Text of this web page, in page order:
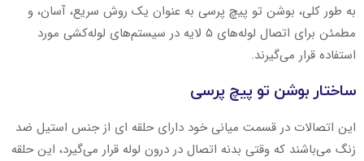
به طور کلی، بوشن تو پیچ پرسی به عنوان یک روش سریع، آسان، و
مطمئن برای اتصال لوله‌های ۵ لایه در سیستم‌های لوله‌کشی مورد
استفاده قرار می‌گیرند.
ساختار بوشن تو پیچ پرسی
این اتصالات در قسمت میانی خود دارای حلقه ای از جنس استیل ضد
زنگ می‌باشند که وقتی بدنه اتصال در درون لوله قرار می‌گیرد، این حلقه